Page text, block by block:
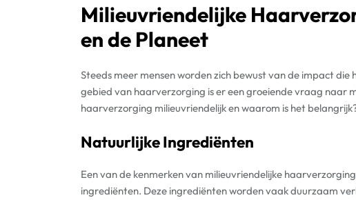
Milieuvriendelijke
en de Planeet
Steeds meer mensen worden zich bewust van de impact die
gebied van haarverzorging is er een groeiende vraag naar
haarverzorging milieuvriendelijk en waarom is het
Natuurlijke Ingrediënten
Een van de kenmerken van milieuvriendelijke
ingrediënten. Deze ingrediënten worden vaak duurzaam